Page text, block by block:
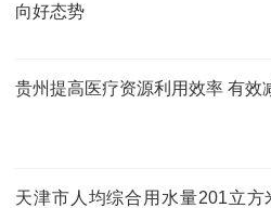
向好态势
贵州提高医疗资源利用效率 有效
天津市人均综合用水量201立